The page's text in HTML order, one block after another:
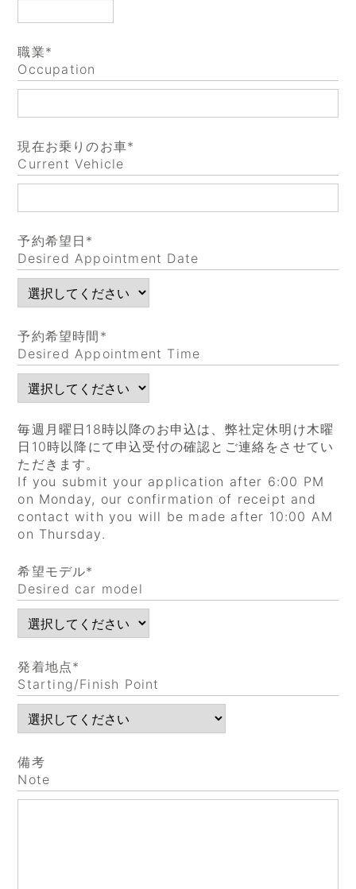
職業*
Occupation
現在お乗りのお車*
Current Vehicle
予約希望日*
Desired Appointment Date
予約希望時間*
Desired Appointment Time
毎週月曜日18時以降のお申込は、弊社定休明け木曜
日10時以降にて申込受付の確認とご連絡をさせてい
ただきます。
If you submit your application after 6:00 PM
on Monday, our confirmation of receipt and
contact with you will be made after 10:00 AM
on Thursday.
希望モデル*
Desired car model
発着地点*
Starting/Finish Point
備考
Note